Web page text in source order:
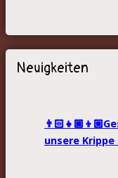
Neuigkeiten
unsere Krippe